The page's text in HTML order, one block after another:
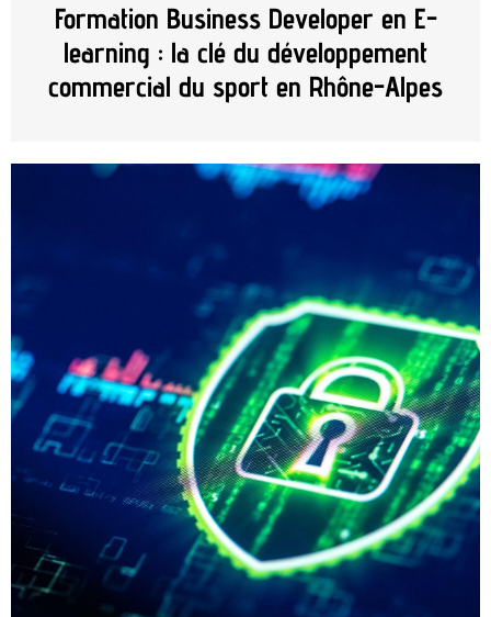
Formation Business Developer en E-
learning : la clé du développement
commercial du sport en Rhône-Alpes